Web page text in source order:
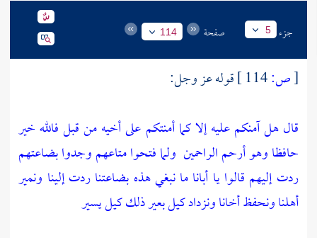
جزء 5 صفحة 114
[ص:
قوله عز وجل:
قال هل آمنكم عليه إلا كما أمنتكم على أخيه من قبل فالله خير
حافظا وهو أرحم الراحمين ولما فتحوا متاعهم وجدوا بضاعتهم
ردت إليهم قالوا يا أبانا ما نبغي هذه بضاعتنا ردت إلينا ونمير
أهلنا ونحفظ أخانا ونزداد كيل بعير ذلك كيل يسير